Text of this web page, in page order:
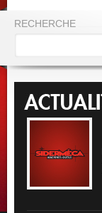
RECHERCHE